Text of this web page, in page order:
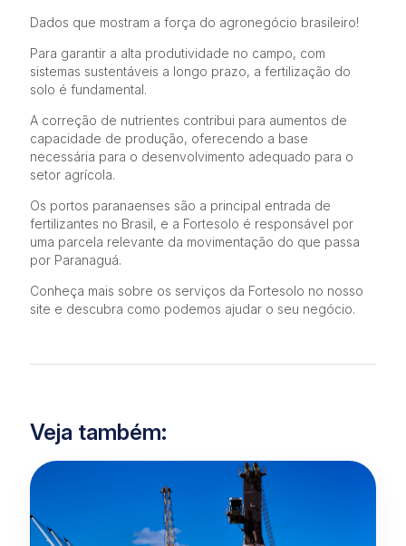
Dados que mostram a força do agronegócio brasileiro!
Para garantir a alta produtividade no campo, com
sistemas sustentáveis a longo prazo, a fertilização do
solo é fundamental.
A correção de nutrientes contribui para aumentos de
capacidade de produção, oferecendo a base
necessária para o desenvolvimento adequado para o
setor agrícola.
Os portos paranaenses são a principal entrada de
fertilizantes no Brasil, e a Fortesolo é responsável por
uma parcela relevante da movimentação do que passa
por Paranaguá.
Conheça mais sobre os serviços da Fortesolo no nosso
site e descubra como podemos ajudar o seu negócio.
Veja também: